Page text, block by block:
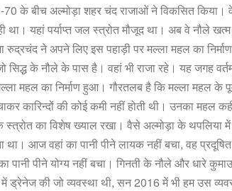
70 केबीचअल्मोड़ाशहरचंदराजाओंनेविकसितकिया।
था। यहांपर्याप्तजलस्त्रोतमौजूद था। अबवेनौलेखत्म
रुद्रचंदनेअपनेलिएइसपहाड़ीपरमल्लामहलकानिर्माण
सिद्धकेनौलेकेपासहै। वहांभीराजारहे। यहजगह
महलकानिर्माणहुआ। गौरतलबहैकिमल्लामहलके
कारिन्दोंकीकोईकमीनहींहोती थी। उनकामहल
स्त्रोतकाविशेषख्यालरखा। वैसेअल्मोड़ाके थपलियामें
था। आजवहांकापानीपीनेलायकनहींबचा, वहप्रदूषित
पानीपीनेयोग्यनहींबचा। गिनतीकेनौलेऔरधारे
मेंड्रेनेजकीजोव्यवस्था थी, सन2016 मेंभीहमउस